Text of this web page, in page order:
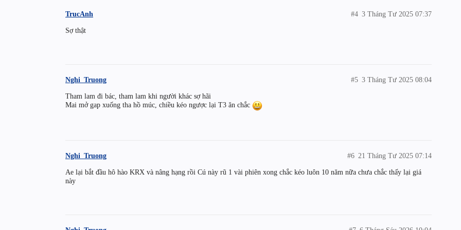
TrucAnh 3 Tháng Tư 2025 07:37
#4
Sợ thật
Nghi_Truong 3 Tháng Tư 2025 08:04
#5
Tham lam đi bác, tham lam khi người khác sợ hãi
Mai mở gap xuống tha hồ múc, chiều kéo ngược lại T3 ăn chắc
Nghi_Truong 21 Tháng Tư 2025 07:14
#6
Ae lại bắt đầu hô hào KRX và nâng hạng rồi Cú này rũ 1 vài phiên xong chắc kéo luôn 10 năm nữa chưa chắc thấy lại giá
này